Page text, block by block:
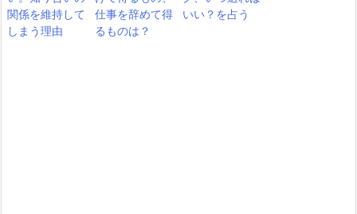
関係を維持して
しまう理由
仕事を辞めて得
るものは？
いい？を占う